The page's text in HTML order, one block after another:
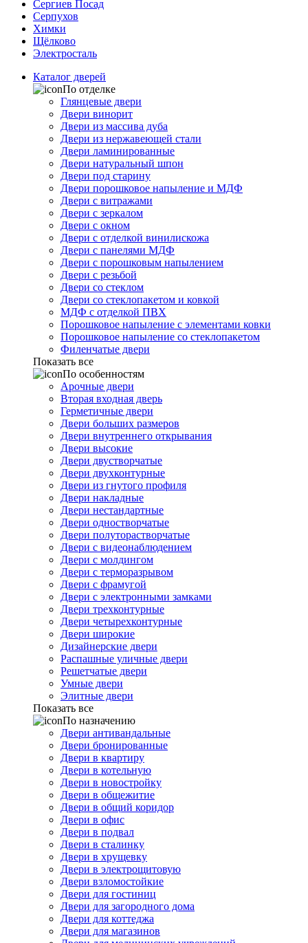
Сергиев Посад
Серпухов
Химки
Щёлково
Электросталь
Каталог дверей
По отделке
Глянцевые двери
Двери винорит
Двери из массива дуба
Двери из нержавеющей стали
Двери ламинированные
Двери натуральный шпон
Двери под старину
Двери порошковое напыление и МДФ
Двери с витражами
Двери с зеркалом
Двери с окном
Двери с отделкой винилискожа
Двери с панелями МДФ
Двери с порошковым напылением
Двери с резьбой
Двери со стеклом
Двери со стеклопакетом и ковкой
МДФ с отделкой ПВХ
Порошковое напыление с элементами ковки
Порошковое напыление со стеклопакетом
Филенчатые двери
Показать все
По особенностям
Арочные двери
Вторая входная дверь
Герметичные двери
Двери больших размеров
Двери внутреннего открывания
Двери высокие
Двери двустворчатые
Двери двухконтурные
Двери из гнутого профиля
Двери накладные
Двери нестандартные
Двери одностворчатые
Двери полуторастворчатые
Двери с видеонаблюдением
Двери с молдингом
Двери с терморазрывом
Двери с фрамугой
Двери с электронными замками
Двери трехконтурные
Двери четырехконтурные
Двери широкие
Дизайнерские двери
Распашные уличные двери
Решетчатые двери
Умные двери
Элитные двери
Показать все
По назначению
Двери антивандальные
Двери бронированные
Двери в квартиру
Двери в котельную
Двери в новостройку
Двери в общежитие
Двери в общий коридор
Двери в офис
Двери в подвал
Двери в сталинку
Двери в хрущевку
Двери в электрощитовую
Двери взломостойкие
Двери для гостиниц
Двери для загородного дома
Двери для коттеджа
Двери для магазинов